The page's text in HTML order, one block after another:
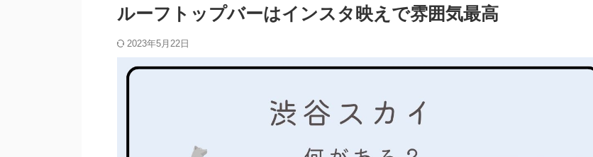
ルーフトップバーはインスタ映えで雰囲気最高
2023年5月22日